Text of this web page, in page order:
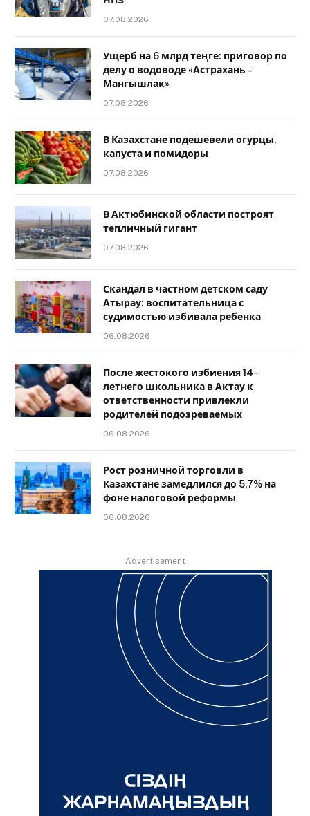
07.08.2026
Ущерб на 6 млрд теңге: приговор по
делу о водоводе «Астрахань –
Мангышлак»
07.08.2026
В Казахстане подешевели огурцы,
капуста и помидоры
07.08.2026
В Актюбинской области построят
тепличный гигант
07.08.2026
Скандал в частном детском саду
Атырау: воспитательница с
судимостью избивала ребенка
06.08.2026
После жестокого избиения 14-
летнего школьника в Актау к
ответственности привлекли
родителей подозреваемых
06.08.2026
Рост розничной торговли в
Казахстане замедлился до 5,7% на
фоне налоговой реформы
06.08.2026
Advertisement